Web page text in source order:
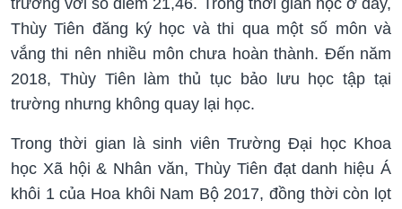
trường với số điểm 21,46. Trong thời gian học ở đây,
Thùy Tiên đăng ký học và thi qua một số môn và
vắng thi nên nhiều môn chưa hoàn thành. Đến năm
2018, Thùy Tiên làm thủ tục bảo lưu học tập tại
trường nhưng không quay lại học.
Trong thời gian là sinh viên Trường Đại học Khoa
học Xã hội & Nhân văn, Thùy Tiên đạt danh hiệu Á
khôi 1 của Hoa khôi Nam Bộ 2017, đồng thời còn lọt